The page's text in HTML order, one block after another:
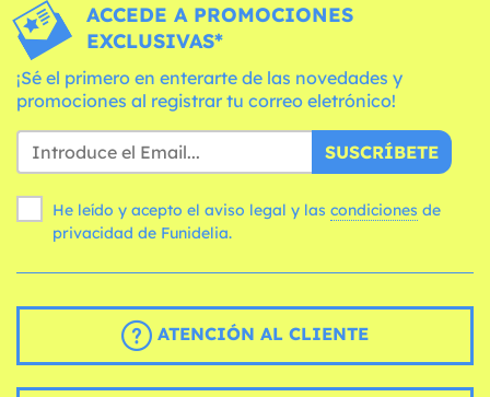
ACCEDE A PROMOCIONES
EXCLUSIVAS*
¡Sé el primero en enterarte de las novedades y
promociones al registrar tu correo eletrónico!
SUSCRÍBETE
He leído y acepto el aviso legal y las condiciones
privacidad de Funidelia.
ATENCIÓN AL CLIENTE